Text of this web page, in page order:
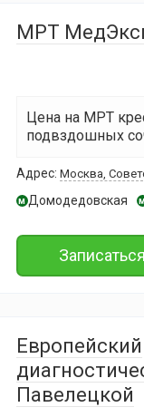
МРТ
Цена на МРТ
подвздошных
Адрес: Москва,
м Домодедовская
Записаться
Европейский
Павелецкой